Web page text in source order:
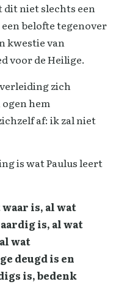
dit niet slechts een
belofte tegenover
kwestie van
voor de Heilige.
zich
hem
af: ik zal niet
is wat Paulus leert
is, al wat
is, al wat
wat
deugd is en
is, bedenk